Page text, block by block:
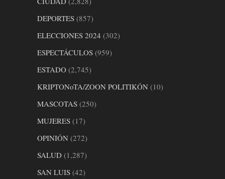
DEPORTES (857)
ELECCIONES 2024 (302)
ESPECTÁCULOS (959)
ESTADO (2,745)
KRIPTONoTA/ZOON POLITIKÓN (10)
MASCOTAS (250)
MUJERES (17)
OPINIÓN (272)
SALUD (1,287)
SAN LUIS (42)